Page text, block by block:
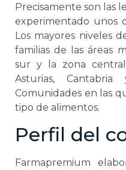
Precisamente son las
experimentado unos
Los mayores niveles
familias de las áreas
sur y la zona
Asturias,
Comunidades en las
tipo de alimentos.
Perfil del
Farmapremium